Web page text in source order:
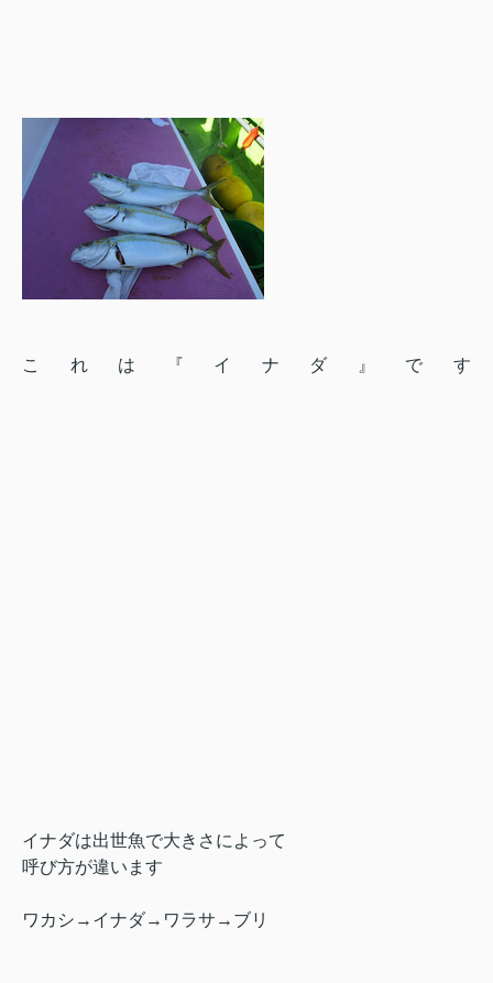
これは『イナダ』です
イナダは出世魚で大きさによって
呼び方が違います
ワカシ→イナダ→ワラサ→ブリ